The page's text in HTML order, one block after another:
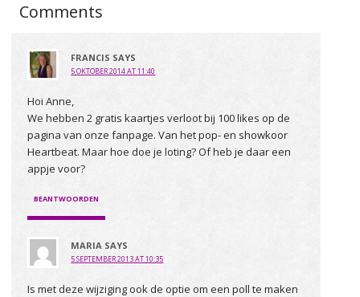
Comments
FRANCIS SAYS
5 OKTOBER 2014 AT 11:40
Hoi Anne,
We hebben 2 gratis kaartjes verloot bij 100 likes op de
pagina van onze fanpage. Van het pop- en showkoor
Heartbeat. Maar hoe doe je loting? Of heb je daar een
appje voor?
BEANTWOORDEN
MARIA SAYS
5 SEPTEMBER 2013 AT 10:35
Is met deze wijziging ook de optie om een poll te maken